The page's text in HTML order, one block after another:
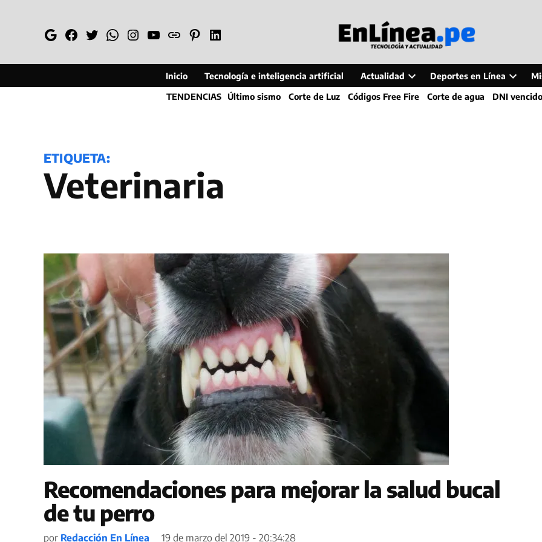
GoogleFacebook
TwitterWhatsapp
Instagram
YouTube
WebPinterestLinkedin
Inicio Tecnología e inteligencia artificial Actualidad
Open
dropdown
Deportes en Línea
Open
dropdown
TENDENCIAS Último sismo Corte de Luz Códigos Free Fire Corte de agua DNI vencido
ETIQUETA:
veterinaria
Recomendaciones para mejorar la salud bucal
de tu perro
por Redacción En Línea 19 de marzo del 2019 - 20:34:28